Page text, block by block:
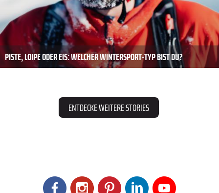
PISTE, LOIPE ODER EIS: WELCHER WINTERSPORT-TYP BIST DU?
ENTDECKE WEITERE STORIES